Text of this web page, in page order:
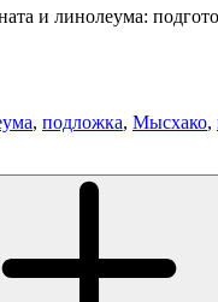
и линолеума:
, подложка, Мысхако,